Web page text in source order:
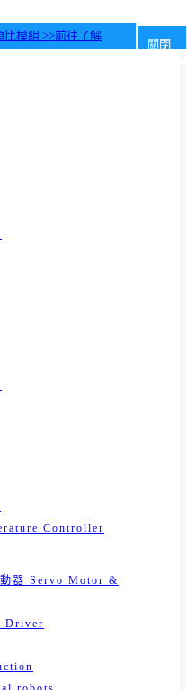
比模組 >>前往了解
關閉
Controller
器 Servo Motor &
Driver